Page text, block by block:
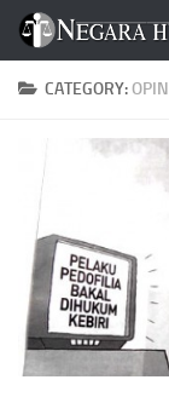
Skip to content
CATEGORY: